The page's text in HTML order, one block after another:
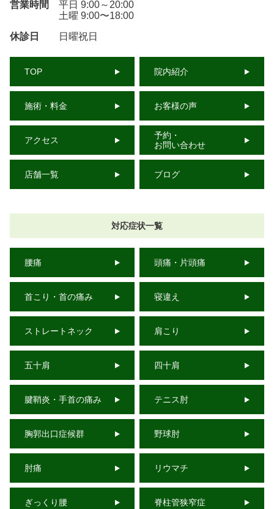
営業時間
平日 9:00～20:00
土曜 9:00〜18:00
休診日
日曜祝日
TOP 院内紹介
施術・料金 お客様の声
アクセス
予約・
お問い合わせ
店舗一覧 ブログ
対応症状一覧
腰痛 頭痛・片頭痛
首こり・首の痛み 寝違え
ストレートネック 肩こり
五十肩 四十肩
腱鞘炎・手首の痛み テニス肘
胸郭出口症候群 野球肘
肘痛 リウマチ
ぎっくり腰 脊柱管狭窄症